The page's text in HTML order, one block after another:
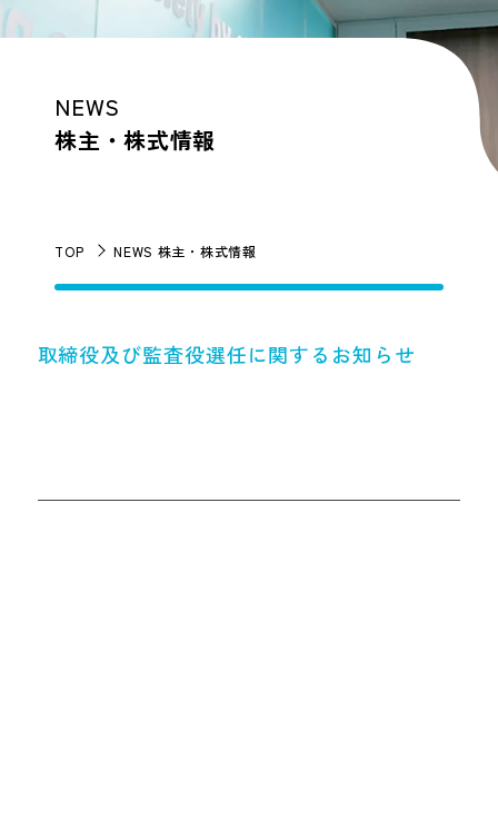
NEWS
株主・株式情報
TOP NEWS 株主・株式情報
取締役及び監査役選任に関するお知らせ